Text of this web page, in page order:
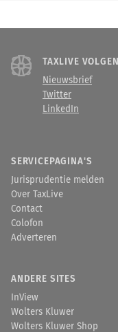
TAXLIVE VOLGEN
Nieuwsbrief
Twitter
LinkedIn
SERVICEPAGINA'S
Jurisprudentie melden
Over TaxLive
Contact
Colofon
Adverteren
ANDERE SITES
InView
Wolters Kluwer
Wolters Kluwer Shop